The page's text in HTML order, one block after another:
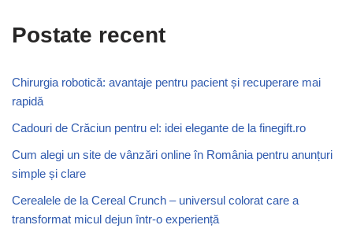
Postate recent
Chirurgia robotică: avantaje pentru pacient și recuperare mai
rapidă
Cadouri de Crăciun pentru el: idei elegante de la finegift.ro
Cum alegi un site de vânzări online în România pentru anunțuri
simple și clare
Cerealele de la Cereal Crunch – universul colorat care a
transformat micul dejun într-o experiență